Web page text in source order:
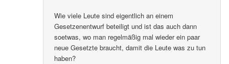
Wie viele Leute sind eigentlich an einem
Gesetzenentwurf beteiligt und ist das auch dann
soetwas, wo man regelmäßig mal wieder ein paar
neue Gesetzte braucht, damit die Leute was zu tun
haben?